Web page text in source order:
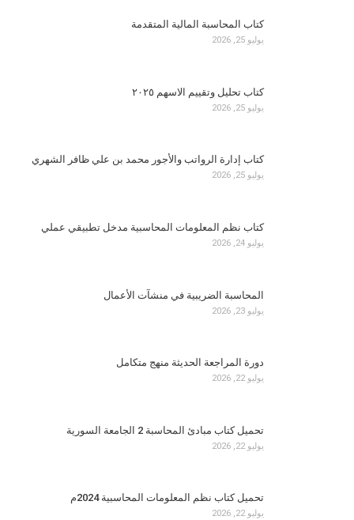
كتاب المحاسبة المالية المتقدمة
يوليو 25, 2026
كتاب تحليل وتقييم الاسهم ٢٠٢٥
يوليو 25, 2026
كتاب إدارة الرواتب والأجور محمد بن علي ظافر الشهري
يوليو 25, 2026
كتاب نظم المعلومات المحاسبية مدخل تطبيقي عملي
يوليو 24, 2026
المحاسبة الضريبية في منشآت الأعمال
يوليو 23, 2026
دورة المراجعة الحديثة منهج متكامل
يوليو 22, 2026
تحميل كتاب مبادئ المحاسبة 2 الجامعة السورية
يوليو 22, 2026
تحميل كتاب نظم المعلومات المحاسبية 2024م
يوليو 22, 2026